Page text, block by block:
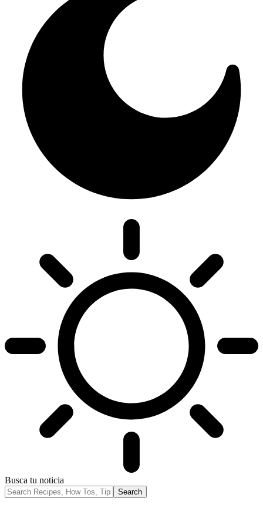
Busca tu noticia